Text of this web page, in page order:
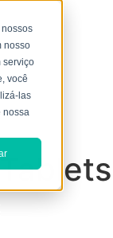
nosso
serviço
você
las
nossa